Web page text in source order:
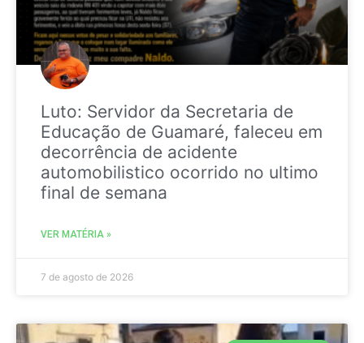
Luto: Servidor da Secretaria de
Educação de Guamaré, faleceu em
decorrência de acidente
automobilistico ocorrido no ultimo
final de semana
VER MATÉRIA »
7 de agosto de 2026